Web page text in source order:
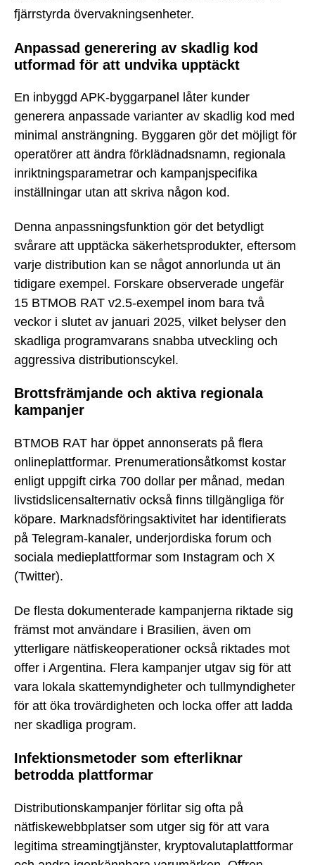
fjärrstyrda övervakningsenheter.
Anpassad generering av skadlig kod
utformad för att undvika upptäckt
En inbyggd APK-byggarpanel låter kunder
generera anpassade varianter av skadlig kod med
minimal ansträngning. Byggaren gör det möjligt för
operatörer att ändra förklädnadsnamn, regionala
inriktningsparametrar och kampanjspecifika
inställningar utan att skriva någon kod.
Denna anpassningsfunktion gör det betydligt
svårare att upptäcka säkerhetsprodukter, eftersom
varje distribution kan se något annorlunda ut än
tidigare exempel. Forskare observerade ungefär
15 BTMOB RAT v2.5-exempel inom bara två
veckor i slutet av januari 2025, vilket belyser den
skadliga programvarans snabba utveckling och
aggressiva distributionscykel.
Brottsfrämjande och aktiva regionala
kampanjer
BTMOB RAT har öppet annonserats på flera
onlineplattformar. Prenumerationsåtkomst kostar
enligt uppgift cirka 700 dollar per månad, medan
livstidslicensalternativ också finns tillgängliga för
köpare. Marknadsföringsaktivitet har identifierats
på Telegram-kanaler, underjordiska forum och
sociala medieplattformar som Instagram och X
(Twitter).
De flesta dokumenterade kampanjerna riktade sig
främst mot användare i Brasilien, även om
ytterligare nätfiskeoperationer också riktades mot
offer i Argentina. Flera kampanjer utgav sig för att
vara lokala skattemyndigheter och tullmyndigheter
för att öka trovärdigheten och locka offer att ladda
ner skadliga program.
Infektionsmetoder som efterliknar
betrodda plattformar
Distributionskampanjer förlitar sig ofta på
nätfiskewebbplatser som utger sig för att vara
legitima streamingtjänster, kryptovalutaplattformar